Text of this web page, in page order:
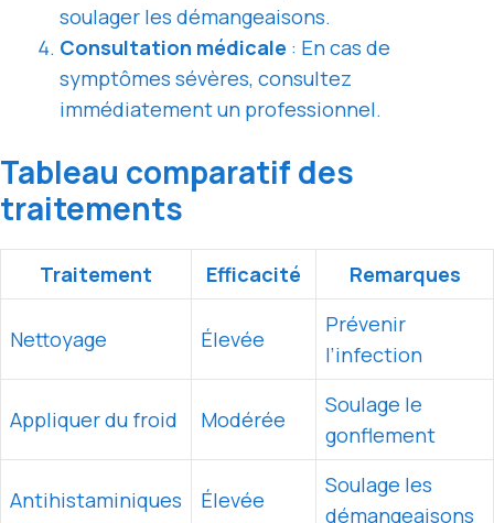
soulager les démangeaisons.
Consultation médicale : En cas de
symptômes sévères, consultez
immédiatement un professionnel.
Tableau comparatif des
traitements
Traitement Efficacité Remarques
Nettoyage Élevée
Prévenir
l’infection
Appliquer du froid Modérée
Soulage le
gonflement
Antihistaminiques Élevée
Soulage les
démangeaisons